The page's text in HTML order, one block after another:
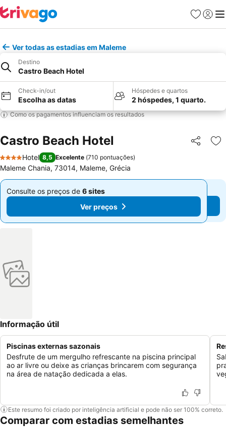
Favoritos
Iniciar
Ver todas as estadias em Maleme
Destino
Castro Beach Hotel
Check-in/out
Escolha as datas
Hóspedes e quartos
2 hóspedes, 1 quarto.
Como os pagamentos influenciam os resultados
Castro Beach Hotel Partilhar
4 Estrelas
Hotel 8,5 Excelente (710 pontuações)
Maleme Chania, 73014, Maleme, Grécia
Consulte os preços de 6 sites
De
Ver preços
Consulte os preços de 6 sites
De
€ 120 Ver preços
Informação útil
Piscinas externas sazonais
Desfrute de um mergulho refrescante na piscina principal
ao ar livre ou deixe as crianças brincarem com segurança
na área de natação dedicada a elas.
Este resumo foi criado por inteligência artificial e pode não ser 100% correto.
Comparar com estadias semelhantes